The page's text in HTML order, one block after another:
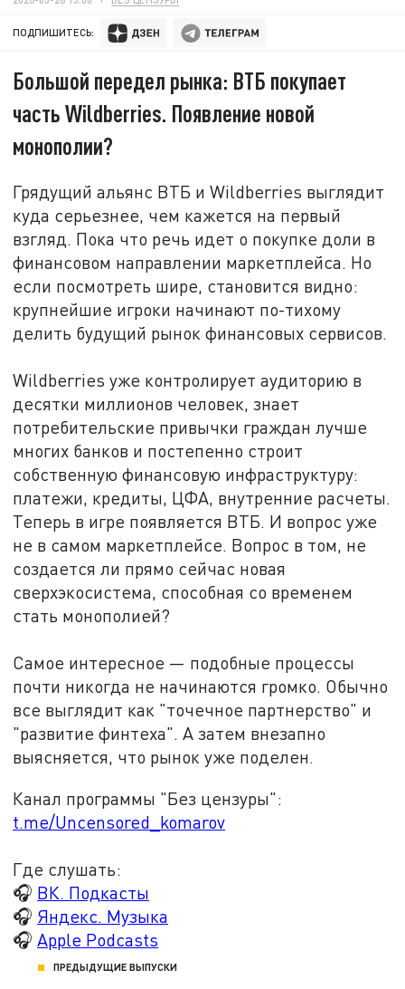
ПОДПИШИТЕСЬ:
Большой передел рынка: ВТБ покупает
часть Wildberries. Появление новой
монополии?
Грядущий альянс ВТБ и Wildberries выглядит
куда серьезнее, чем кажется на первый
взгляд. Пока что речь идет о покупке доли в
финансовом направлении маркетплейса. Но
если посмотреть шире, становится видно:
крупнейшие игроки начинают по-тихому
делить будущий рынок финансовых сервисов.
Wildberries уже контролирует аудиторию в
десятки миллионов человек, знает
потребительские привычки граждан лучше
многих банков и постепенно строит
собственную финансовую инфраструктуру:
платежи, кредиты, ЦФА, внутренние расчеты.
Теперь в игре появляется ВТБ. И вопрос уже
не в самом маркетплейсе. Вопрос в том, не
создается ли прямо сейчас новая
сверхэкосистема, способная со временем
стать монополией?
Самое интересное — подобные процессы
почти никогда не начинаются громко. Обычно
все выглядит как "точечное партнерство" и
"развитие финтеха". А затем внезапно
выясняется, что рынок уже поделен.
Канал программы "Без цензуры":
t.me/Uncensored_komarov
Где слушать:
🎧 ВК. Подкасты
🎧 Яндекс. Музыка
🎧 Apple Podcasts
ПРЕДЫДУЩИЕ ВЫПУСКИ